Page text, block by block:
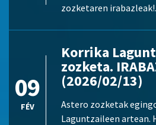
zozketaren
09
FÉV
Korrika
zozketa.
(2026/02/13)
Astero zozketak
Laguntzaileen artean.